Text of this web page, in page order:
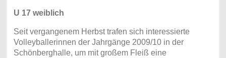
U 17 weiblich
Seit vergangenem Herbst trafen sich interessierte
Volleyballerinnen der Jahrgänge 2009/10 in der
Schönberghalle, um mit großem Fleiß eine